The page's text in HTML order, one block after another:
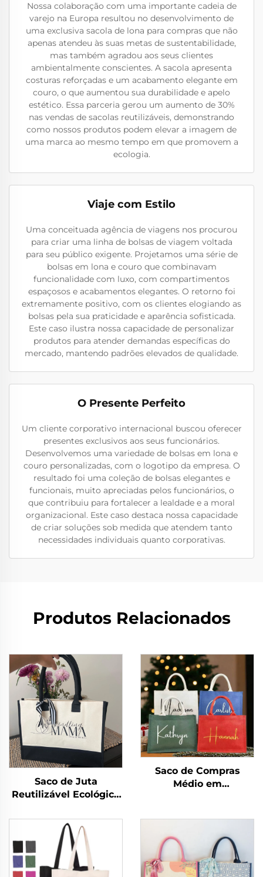
Nossa colaboração com uma importante cadeia de
varejo na Europa resultou no desenvolvimento de
uma exclusiva sacola de lona para compras que não
apenas atendeu às suas metas de sustentabilidade,
mas também agradou aos seus clientes
ambientalmente conscientes. A sacola apresenta
costuras reforçadas e um acabamento elegante em
couro, o que aumentou sua durabilidade e apelo
estético. Essa parceria gerou um aumento de 30%
nas vendas de sacolas reutilizáveis, demonstrando
como nossos produtos podem elevar a imagem de
uma marca ao mesmo tempo em que promovem a
ecologia.
Viaje com Estilo
Uma conceituada agência de viagens nos procurou
para criar uma linha de bolsas de viagem voltada
para seu público exigente. Projetamos uma série de
bolsas em lona e couro que combinavam
funcionalidade com luxo, com compartimentos
espaçosos e acabamentos elegantes. O retorno foi
extremamente positivo, com os clientes elogiando as
bolsas pela sua praticidade e aparência sofisticada.
Este caso ilustra nossa capacidade de personalizar
produtos para atender demandas específicas do
mercado, mantendo padrões elevados de qualidade.
O Presente Perfeito
Um cliente corporativo internacional buscou oferecer
presentes exclusivos aos seus funcionários.
Desenvolvemos uma variedade de bolsas em lona e
couro personalizadas, com o logotipo da empresa. O
resultado foi uma coleção de bolsas elegantes e
funcionais, muito apreciadas pelos funcionários, o
que contribuiu para fortalecer a lealdade e a moral
organizacional. Este caso destaca nossa capacidade
de criar soluções sob medida que atendem tanto
necessidades individuais quanto corporativas.
Produtos Relacionados
Saco de Juta
Reutilizável Ecológico
com Alça de Algodão
para Armazenamento
e Compras
Saco de Compras
Médio em
Personalizado com
Nome, para
Casamento, Praia,
Noiva, com Logotipo
em Letras para